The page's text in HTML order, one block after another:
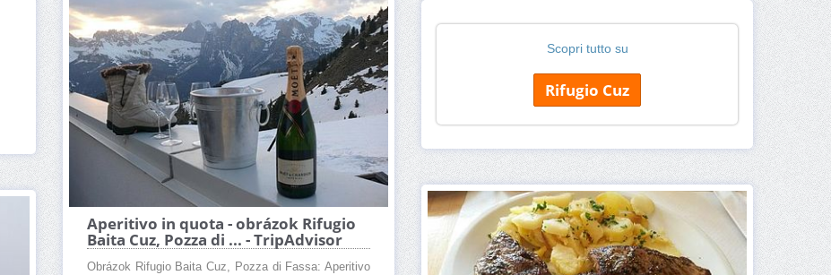
Scopri tutto su
Rifugio Cuz
Aperitivo in quota - obrázok Rifugio
Baita Cuz, Pozza di ... - TripAdvisor
Obrázok Rifugio Baita Cuz, Pozza di Fassa: Aperitivo